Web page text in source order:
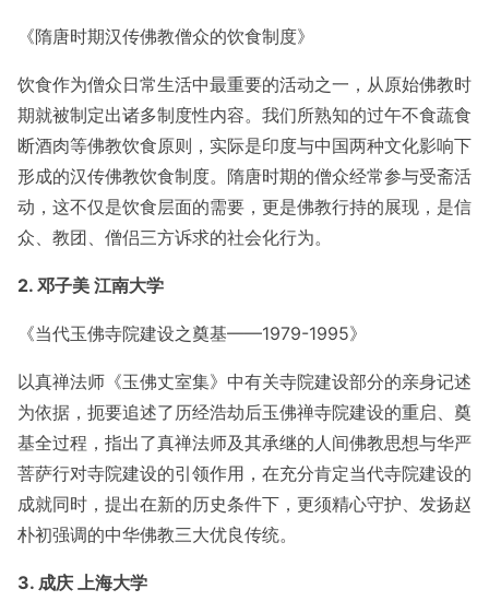
《隋唐时期汉传佛教僧众的饮食制度》
饮食作为僧众日常生活中最重要的活动之一，从原始佛教时
期就被制定出诸多制度性内容。我们所熟知的过午不食蔬食
断酒肉等佛教饮食原则，实际是印度与中国两种文化影响下
形成的汉传佛教饮食制度。隋唐时期的僧众经常参与受斋活
动，这不仅是饮食层面的需要，更是佛教行持的展现，是信
众、教团、僧侣三方诉求的社会化行为。
2. 邓子美 江南大学
《当代玉佛寺院建设之奠基——1979-1995》
以真禅法师《玉佛丈室集》中有关寺院建设部分的亲身记述
为依据，扼要追述了历经浩劫后玉佛禅寺院建设的重启、奠
基全过程，指出了真禅法师及其承继的人间佛教思想与华严
菩萨行对寺院建设的引领作用，在充分肯定当代寺院建设的
成就同时，提出在新的历史条件下，更须精心守护、发扬赵
朴初强调的中华佛教三大优良传统。
3. 成庆 上海大学